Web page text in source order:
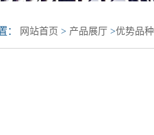
： 网站首页 > 产品展厅 >优势品种